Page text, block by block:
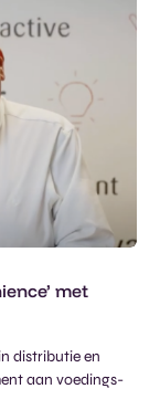
met
distributie en
aan voedings-